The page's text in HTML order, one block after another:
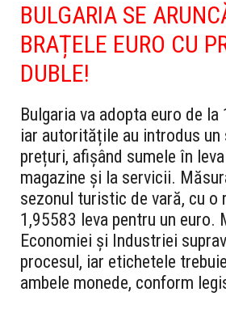
BULGARIA SE
BRAȚELE EURO CU
DUBLE!
Bulgaria va adopta euro de la
iar autoritățile au introdus un
prețuri, afișând sumele în
magazine și la servicii.
sezonul turistic de vară, cu o
1,95583 leva pentru un euro.
Economiei și Industriei
procesul, iar etichetele
ambele monede, conform